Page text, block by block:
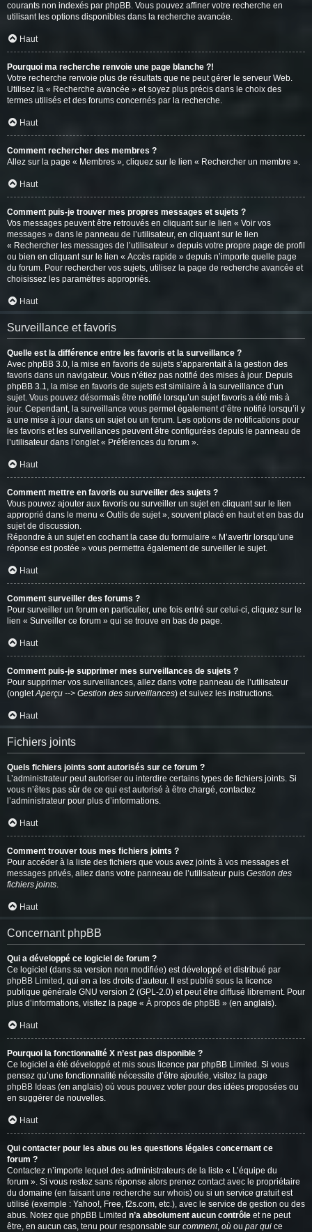
courants non indexés par phpBB. Vous pouvez affiner votre recherche en
utilisant les options disponibles dans la recherche avancée.
Haut
Pourquoi ma recherche renvoie une page blanche ?!
Votre recherche renvoie plus de résultats que ne peut gérer le serveur Web.
Utilisez la « Recherche avancée » et soyez plus précis dans le choix des
termes utilisés et des forums concernés par la recherche.
Haut
Comment rechercher des membres ?
Allez sur la page « Membres », cliquez sur le lien « Rechercher un membre ».
Haut
Comment puis-je trouver mes propres messages et sujets ?
Vos messages peuvent être retrouvés en cliquant sur le lien « Voir vos
messages » dans le panneau de l’utilisateur, en cliquant sur le lien
« Rechercher les messages de l’utilisateur » depuis votre propre page de profil
ou bien en cliquant sur le lien « Accès rapide » depuis n’importe quelle page
du forum. Pour rechercher vos sujets, utilisez la page de recherche avancée et
choisissez les paramètres appropriés.
Haut
Surveillance et favoris
Quelle est la différence entre les favoris et la surveillance ?
Avec phpBB 3.0, la mise en favoris de sujets s’apparentait à la gestion des
favoris dans un navigateur. Vous n’étiez pas notifié des mises à jour. Depuis
phpBB 3.1, la mise en favoris de sujets est similaire à la surveillance d’un
sujet. Vous pouvez désormais être notifié lorsqu’un sujet favoris a été mis à
jour. Cependant, la surveillance vous permet également d’être notifié lorsqu’il y
a une mise à jour dans un sujet ou un forum. Les options de notifications pour
les favoris et les surveillances peuvent être configurées depuis le panneau de
l’utilisateur dans l’onglet « Préférences du forum ».
Haut
Comment mettre en favoris ou surveiller des sujets ?
Vous pouvez ajouter aux favoris ou surveiller un sujet en cliquant sur le lien
approprié dans le menu « Outils de sujet », souvent placé en haut et en bas du
sujet de discussion.
Répondre à un sujet en cochant la case du formulaire « M’avertir lorsqu’une
réponse est postée » vous permettra également de surveiller le sujet.
Haut
Comment surveiller des forums ?
Pour surveiller un forum en particulier, une fois entré sur celui-ci, cliquez sur le
lien « Surveiller ce forum » qui se trouve en bas de page.
Haut
Comment puis-je supprimer mes surveillances de sujets ?
Pour supprimer vos surveillances, allez dans votre panneau de l’utilisateur
(ongletAperçu --> Gestion des surveillances) et suivez les instructions.
Haut
Fichiers joints
Quels fichiers joints sont autorisés sur ce forum ?
L’administrateur peut autoriser ou interdire certains types de fichiers joints. Si
vous n’êtes pas sûr de ce qui est autorisé à être chargé, contactez
l’administrateur pour plus d’informations.
Haut
Comment trouver tous mes fichiers joints ?
Pour accéder à la liste des fichiers que vous avez joints à vos messages et
messages privés, allez dans votre panneau de l’utilisateur puis Gestion des
fichiers joints.
Haut
Concernant phpBB
Qui a développé ce logiciel de forum ?
Ce logiciel (dans sa version non modifiée) est développé et distribué par
phpBB Limited , qui en a les droits d’auteur. Il est publié sous la licence
publique générale GNU version 2 (GPL-2.0) et peut être diffusé librement. Pour
plus d’informations, visitez la page « À propos de phpBB » (en anglais).
Haut
Pourquoi la fonctionnalité X n’est pas disponible ?
Ce logiciel a été développé et mis sous licence par phpBB Limited. Si vous
pensez qu’une fonctionnalité nécessite d’être ajoutée, visitez la page
phpBB Ideas (en anglais) où vous pouvez voter pour des idées proposées ou
en suggérer de nouvelles.
Haut
Qui contacter pour les abus ou les questions légales concernant ce
forum ?
Contactez n’importe lequel des administrateurs de la liste « L’équipe du
forum ». Si vous restez sans réponse alors prenez contact avec le propriétaire
du domaine (en faisant une recherche sur whois) ou si un service gratuit est
utilisé (exemple : Yahoo!, Free, f2s.com, etc.), avec le service de gestion ou des
abus. Notez que phpBB Limited n’a absolument aucun contrôle et ne peut
être, en aucun cas, tenu pour responsable sur comment, où ou par qui ce